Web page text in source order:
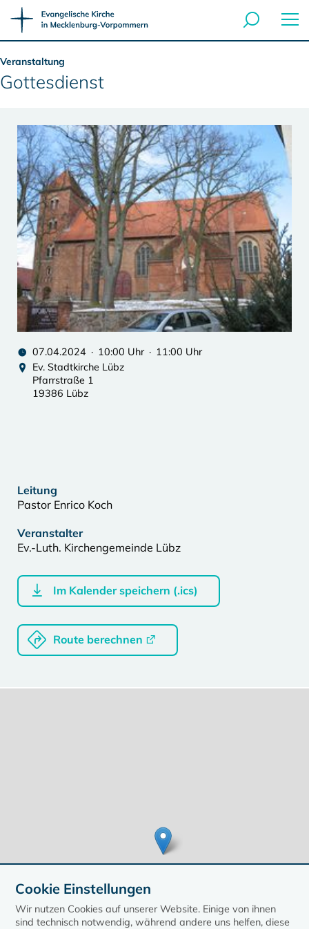
Veranstaltung
Gottesdienst
07.04.2024 · 10:00 Uhr · 11:00 Uhr
Ev. Stadtkirche Lübz
Pfarrstraße 1
19386 Lübz
Leitung
Pastor Enrico Koch
Veranstalter
Ev.-Luth. Kirchengemeinde Lübz
Im Kalender speichern (.ics)
Route berechnen
Cookie Einstellungen
Wir nutzen Cookies auf unserer Website. Einige von ihnen
sind technisch notwendig, während andere uns helfen, diese